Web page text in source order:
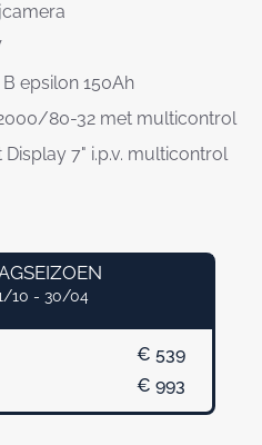
epsilon 150Ah
80-32 met multicontrol
7" i.p.v. multicontrol
10 - 30/04
€ 539
€ 993